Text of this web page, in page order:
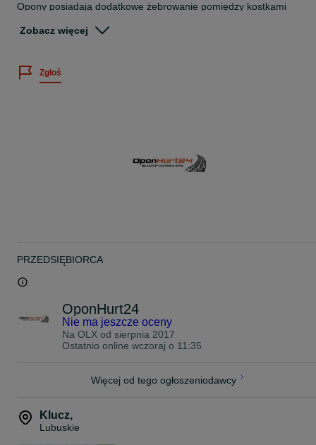
Opony posiadają dodatkowe żebrowanie pomiędzy kostkami
Specjalnie sformułowana mieszanka gumy syntetycznej zapewnia
CENA BRUTTO
Wysyłka w ciągu 24h.
W celu usprawnienia obsługi zachęcamy do kontaktu
Zobacz więcej
Zgłoś
PRZEDSIĘBIORCA
OponHurt24
Nie ma jeszcze oceny
Na OLX od sierpnia 2017
Ostatnio online wczoraj o 11:35
Więcej od tego ogłoszeniodawcy
Klucz,
Lubuskie